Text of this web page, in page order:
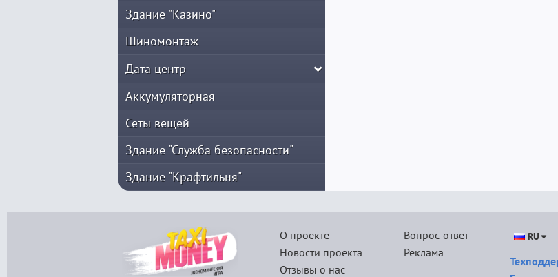
Здание "Казино"
Шиномонтаж
Дата центр
Аккумуляторная
Сеты вещей
Здание "Служба безопасности"
Здание "Крафтильня"
О проекте
Новости проекта
Отзывы о нас
Вопрос-ответ
Реклама
RU